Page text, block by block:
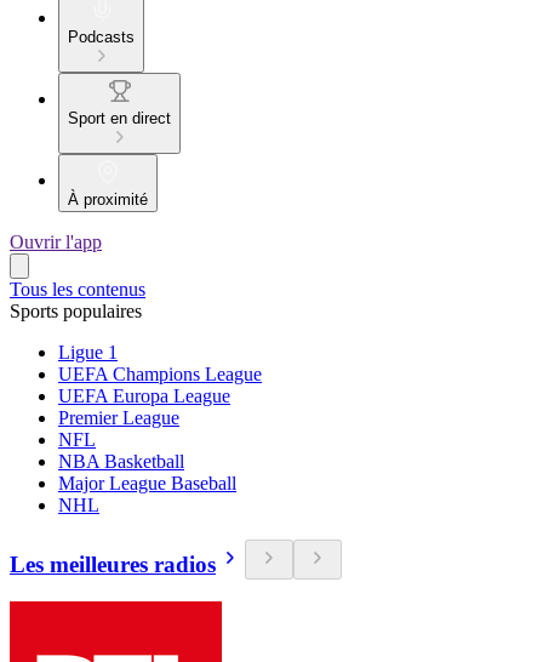
Podcasts
Sport en direct
À proximité
Ouvrir l'app
Tous les contenus
Sports populaires
Ligue 1
UEFA Champions League
UEFA Europa League
Premier League
NFL
NBA Basketball
Major League Baseball
NHL
Les meilleures radios